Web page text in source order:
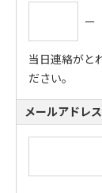
ー
当日連絡がと
ださい。
メールアドレス